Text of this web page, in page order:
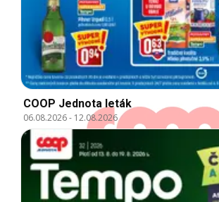
COOP Jednota leták
06.08.2026- 12.08.2026